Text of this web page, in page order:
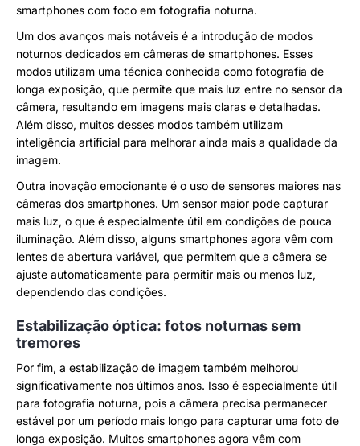
smartphones com foco em fotografia noturna.
Um dos avanços mais notáveis ​​é a introdução de modos
noturnos dedicados em câmeras de smartphones. Esses
modos utilizam uma técnica conhecida como fotografia de
longa exposição, que permite que mais luz entre no sensor da
câmera, resultando em imagens mais claras e detalhadas.
Além disso, muitos desses modos também utilizam
inteligência artificial para melhorar ainda mais a qualidade da
imagem.
Outra inovação emocionante é o uso de sensores maiores nas
câmeras dos smartphones. Um sensor maior pode capturar
mais luz, o que é especialmente útil em condições de pouca
iluminação. Além disso, alguns smartphones agora vêm com
lentes de abertura variável, que permitem que a câmera se
ajuste automaticamente para permitir mais ou menos luz,
dependendo das condições.
Estabilização óptica: fotos noturnas sem
tremores
Por fim, a estabilização de imagem também melhorou
significativamente nos últimos anos. Isso é especialmente útil
para fotografia noturna, pois a câmera precisa permanecer
estável por um período mais longo para capturar uma foto de
longa exposição. Muitos smartphones agora vêm com